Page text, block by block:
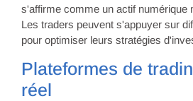
s'affirme comme un actif numérique
Les traders peuvent s'appuyer sur
pour optimiser leurs stratégies
Plateformes de
réel